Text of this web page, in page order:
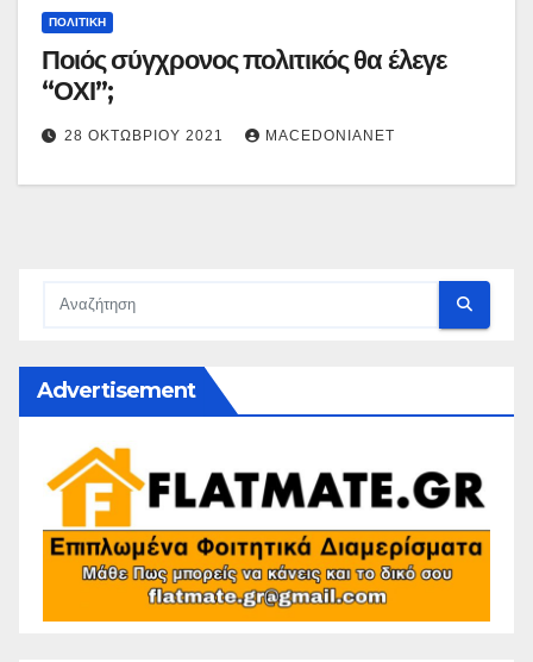
ΠΟΛΙΤΙΚΉ
Ποιός σύγχρονος πολιτικός θα έλεγε
“ΟΧΙ”;
28 ΟΚΤΩΒΡΊΟΥ 2021 MACEDONIANET
Advertisement